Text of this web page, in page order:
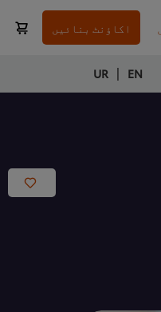
اکاؤنٹ بنائیں
EN
|
UR